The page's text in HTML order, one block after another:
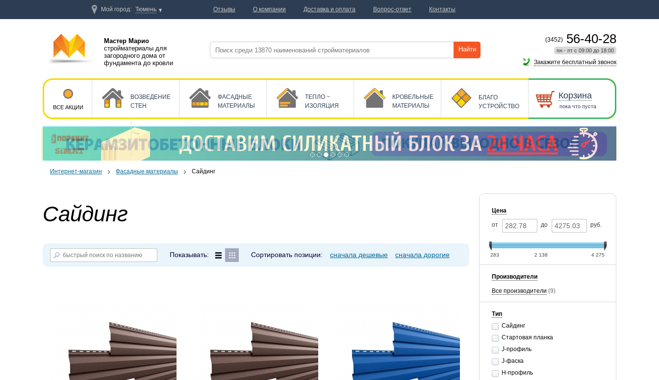
Интернет-магазин Фасадные материалы Сайдинг
Цена
от до руб.
283 4 275
2 138
Производители
Все производители (9)
Тип
Сайдинг
Стартовая планка
J-профиль
J-фаска
Н-профиль
Сайдинг
Показывать: Сортировать позиции: сначала дешевые сначала дорогие
Мастер Марио
стройматериалы для
загородного дома от
фундамента до кровли
Найти
(3452) 56-40-28
пн - пт с 09:00 до 18:00
Закажите бесплатный звонок
ВСЕ АКЦИИ
ВОЗВЕДЕНИЕ
СТЕН
ФАСАДНЫЕ
МАТЕРИАЛЫ
ТЕПЛО ~
ИЗОЛЯЦИЯ
КРОВЕЛЬНЫЕ
МАТЕРИАЛЫ
БЛАГО
УСТРОЙСТВО
Корзина
пока что пуста
Мой город: Тюмень Отзывы О компании Доставка и оплата Вопрос-ответ Контакты